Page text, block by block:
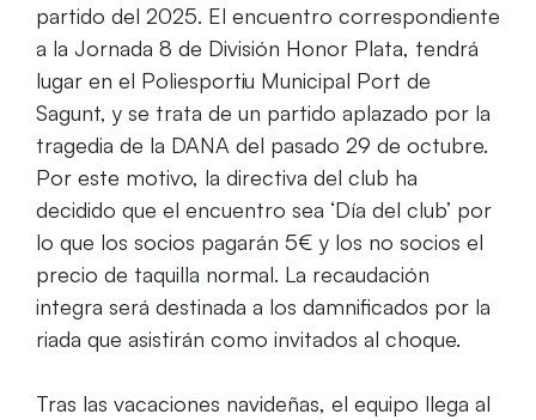
partido del 2025. El encuentro correspondiente
a la Jornada 8 de División Honor Plata, tendrá
lugar en el Poliesportiu Municipal Port de
Sagunt, y se trata de un partido aplazado por la
tragedia de la DANA del pasado 29 de octubre.
Por este motivo, la directiva del club ha
decidido que el encuentro sea ‘Día del club’ por
lo que los socios pagarán 5€ y los no socios el
precio de taquilla normal. La recaudación
integra será destinada a los damnificados por la
riada que asistirán como invitados al choque.
Tras las vacaciones navideñas, el equipo llega al